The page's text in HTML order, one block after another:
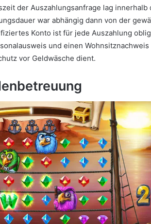
der Auszahlungsanfrage lag innerhalb
war abhängig dann von der
Konto ist für jede Auszahlung
und einen
vor Geldwäsche dient.